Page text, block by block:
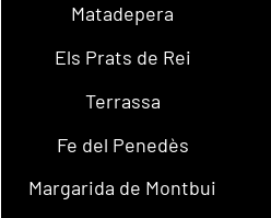
Matadepera
Els Prats de Rei
Terrassa
Fe del Penedès
Margarida de Montbui